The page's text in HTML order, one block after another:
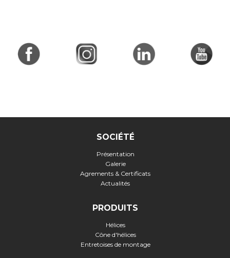
SOCIÉTÉ
Présentation
Galerie
Agrements & Certificats
Actualités
PRODUITS
Hélices
Cône d'hélices
Entretoises de montage